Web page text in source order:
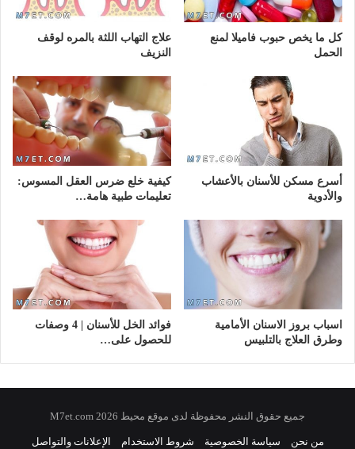
كل ما يخص حبوب فاميلا لمنع
الحمل
علاج التهاب اللثة بالمره لوقف
النزيف
أسرع مسكن للأسنان بالأعشاب
والأدوية
كيفية خلع ضرس العقل المسوس:
تعليمات طبية هامة…
اسباب بروز الاسنان الأمامية
وطرق العلاج بالتلبيس
فوائد الخل للأسنان | 4 وصفات
للحصول على…
جميع حقوق النشر محفوظة لدى موقع محيط 2026 M7et.com
من نحن سياسة الخصوصية شروط الاستخدام الإعلانات والتواصل